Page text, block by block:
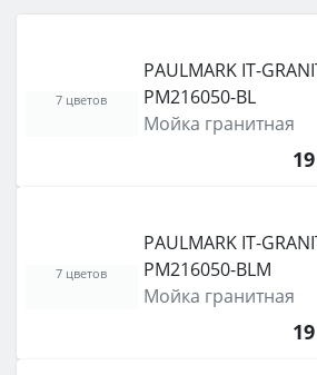
затем смотрите на объём
функции (конвекция, гриль,
защита от детей).
PAULMARK IT-
PM216050-BL
Мойка гранитная
7 цветов
PAULMARK IT-
PM216050-BLM
Мойка гранитная
7 цветов